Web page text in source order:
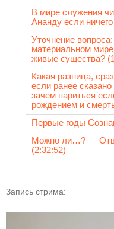
В мире служения
Ананду если
Уточнение
материальном
живые существа?
Какая разница,
если ранее
зачем париться
рождением и
Первые годы
Можно ли…? —
(2:32:52)
Запись стрима: